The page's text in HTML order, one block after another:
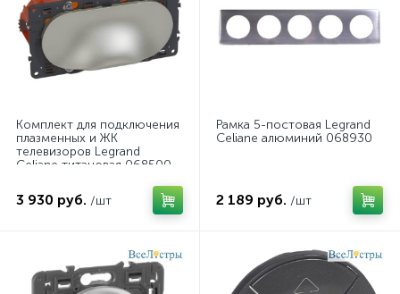
Комплект для подключения
плазменных и ЖК
телевизоров Legrand
Celiane титановая 068500
3 930 руб. /шт
Рамка 5-постовая Legrand
Celiane алюминий 068930
2 189 руб. /шт